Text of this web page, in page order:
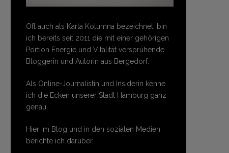
Oft auch als Karla Kolumna bezeichnet, bin
ich bereits seit 2011 die mit einer gehörigen
Portion Energie und Vitalität versprühende
Bloggerin und Autorin aus Bergedorf.
Als Online-Journalistin und Insiderin kenne
ich die Ecken unserer Stadt Hamburg ganz
genau.
Hier im Blog und in den sozialen Medien
berichte ich darüber.